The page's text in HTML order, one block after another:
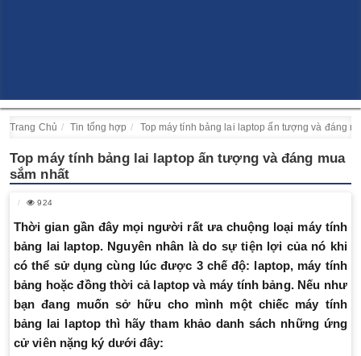
Trang Chủ Tin tổng hợp Top máy tính bảng lai laptop ấn tượng và đáng
Top máy tính bảng lai laptop ấn tượng và đáng mua
sắm nhất
924
Thời gian gần đây mọi người rất ưa chuộng loại máy tính
bảng lai laptop. Nguyên nhân là do sự tiện lợi của nó khi
có thể sử dụng cùng lúc được 3 chế độ: laptop, máy tính
bảng hoặc đồng thời cả laptop và máy tính bảng. Nếu như
bạn đang muốn sở hữu cho mình một chiếc máy tính
bảng lai laptop thì hãy tham khảo danh sách những ứng
cử viên nặng ký dưới đây: